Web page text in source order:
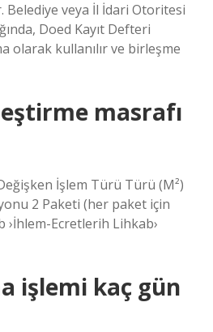
Belediye veya İl İdari Otoritesi
Doed Kayıt Defteri
olarak kullanılır ve birleşme
masrafı
İşlem Türü Türü (M²)
2 Paketi (her paket için
›İhlem-Ecretlerih Lihkab›
işlemi kaç gün